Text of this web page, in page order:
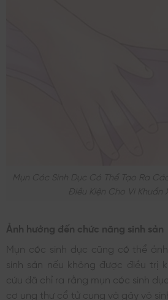
Mụn Cóc Sinh Dục Có Thể Tạo Ra
Điều Kiện Cho Vi Khuẩn
Ảnh hưởng đến chức năng sinh sản
Mụn cóc sinh dục cũng có thể
sinh sản nếu không được điều trị
cứu đã chỉ ra rằng mụn cóc sinh
cơ ung thư cổ tử cung và gây vô